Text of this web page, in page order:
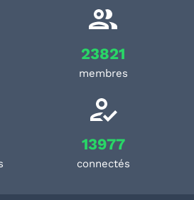
23821
membres
13977
connectés